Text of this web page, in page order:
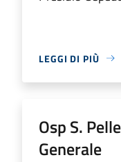
LEGGI DI PIÙ
Osp S.
Generale